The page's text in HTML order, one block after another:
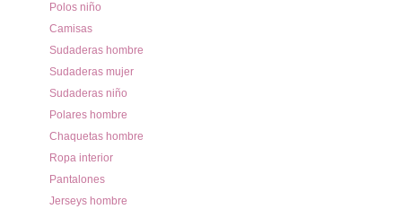
Polos niño
Camisas
Sudaderas hombre
Sudaderas mujer
Sudaderas niño
Polares hombre
Chaquetas hombre
Ropa interior
Pantalones
Jerseys hombre